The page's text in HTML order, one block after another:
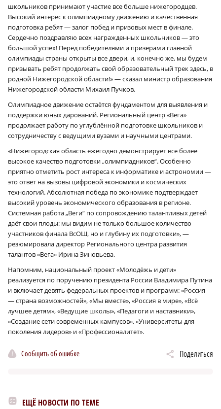
школьников принимают участие все больше нижегородцев.
Высокий интерес к олимпиадному движению и качественная
подготовка ребят — залог побед и призовых мест в финале.
Сердечно поздравляю всех награжденных школьников — это
большой успех! Перед победителями и призерами главной
олимпиады страны открыты все двери, и, конечно же, мы будем
призывать ребят продолжать свой образовательный трек здесь, в
родной Нижегородской области!» — сказал министр образования
Нижегородской области Михаил Пучков.
Олимпиадное движение остаётся фундаментом для выявления и
поддержки юных дарований. Региональный центр «Вега»
продолжает работу по углублённой подготовке школьников и
сотрудничеству с ведущими вузами и научными центрами.
«Нижегородская область ежегодно демонстрирует все более
высокое качество подготовки „олимпиадников“. Особенно
приятно отметить рост интереса к информатике и астрономии —
это ответ на вызовы цифровой экономики и космических
технологий. Абсолютная победа по экономике подтверждает
высокий уровень экономического образования в регионе.
Системная работа „Веги“ по сопровождению талантливых детей
даёт свои плоды: мы видим не только большое количество
участников финала ВсОШ, но и глубину их подготовки», —
резюмировала директор Регионального центра развития
талантов «Вега» Ирина Зиновьева.
Напомним, национальный проект «Молодёжь и дети»
реализуется по поручению президента России Владимира Путина
и включает девять федеральных проектов и программ: «Россия
— страна возможностей», «Мы вместе», «Россия в мире», «Всё
лучшее детям», «Ведущие школы», «Педагоги и наставники»,
«Создание сети современных кампусов», «Университеты для
поколения лидеров» и «Профессионалитет».
Сообщить об ошибке Поделиться
ЕЩЁ НОВОСТИ ПО ТЕМЕ